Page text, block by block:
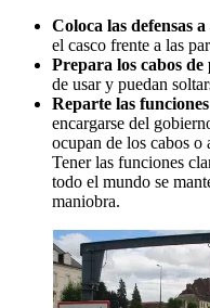
Coloca las defensas
el casco frente a las
Prepara los cabos
de usar y puedan
Reparte las
encargarse del
ocupan de los cabos o
Tener las funciones
todo el mundo se
maniobra.